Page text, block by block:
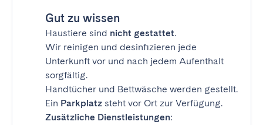
Gut zu wissen
Haustiere sind nicht gestattet.
Wir reinigen und desinfizieren jede
Unterkunft vor und nach jedem Aufenthalt
sorgfältig.
Handtücher und Bettwäsche werden gestellt.
Ein Parkplatz steht vor Ort zur Verfügung.
Zusätzliche Dienstleistungen: